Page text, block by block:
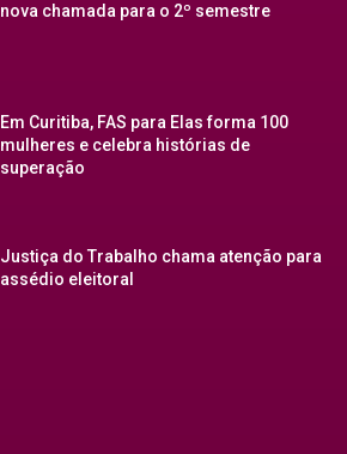
nova chamada para o 2º semestre
Em Curitiba, FAS para Elas forma 100
mulheres e celebra histórias de
superação
Justiça do Trabalho chama atenção para
assédio eleitoral